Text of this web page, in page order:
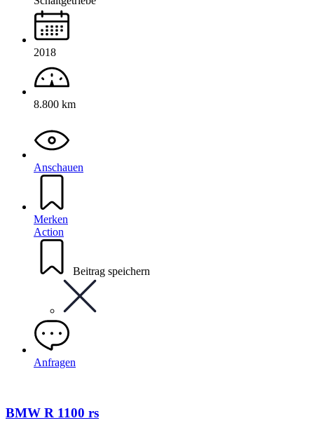
2018
8.800 km
Anschauen
Merken
Action
Beitrag speichern
Anfragen
BMW R 1100 rs